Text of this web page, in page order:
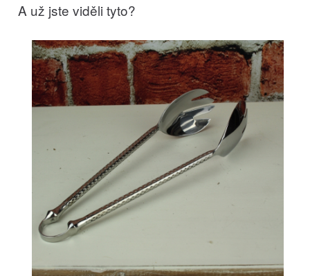
A už jste viděli tyto?